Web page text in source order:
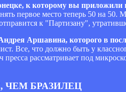
к которому вы
первое место теперь 50 на 50.
к "Партизану",
Аршавина, которого в
Все, что должно быть у
пресса рассматривает под
ЧЕМ БРАЗИЛЕЦ